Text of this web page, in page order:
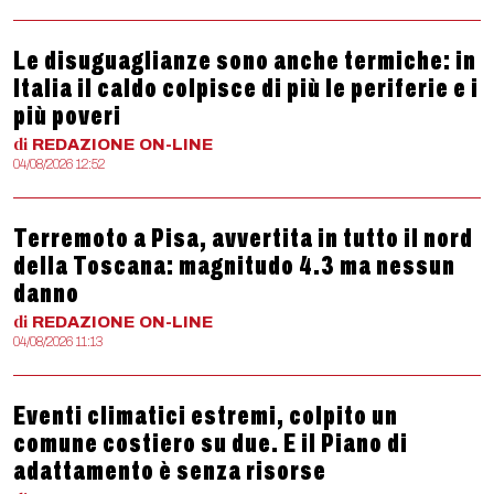
Le disuguaglianze sono anche termiche: in
Italia il caldo colpisce di più le periferie e i
più poveri
di REDAZIONE ON-LINE
04/08/2026 12:52
Terremoto a Pisa, avvertita in tutto il nord
della Toscana: magnitudo 4.3 ma nessun
danno
di REDAZIONE ON-LINE
04/08/2026 11:13
Eventi climatici estremi, colpito un
comune costiero su due. E il Piano di
adattamento è senza risorse